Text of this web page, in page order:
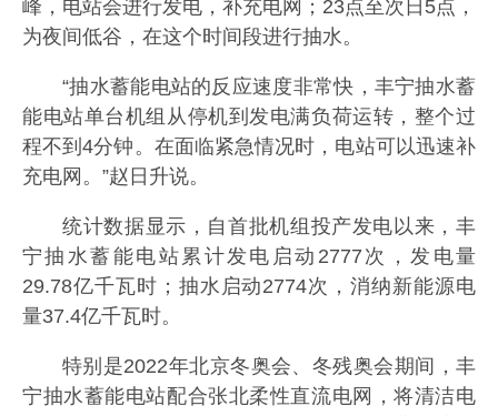
峰，电站会进行发电，补充电网；23点至次日5点，
为夜间低谷，在这个时间段进行抽水。
“抽水蓄能电站的反应速度非常快，丰宁抽水蓄
能电站单台机组从停机到发电满负荷运转，整个过
程不到4分钟。在面临紧急情况时，电站可以迅速补
充电网。”赵日升说。
统计数据显示，自首批机组投产发电以来，丰
宁抽水蓄能电站累计发电启动2777次，发电量
29.78亿千瓦时；抽水启动2774次，消纳新能源电
量37.4亿千瓦时。
特别是2022年北京冬奥会、冬残奥会期间，丰
宁抽水蓄能电站配合张北柔性直流电网，将清洁电